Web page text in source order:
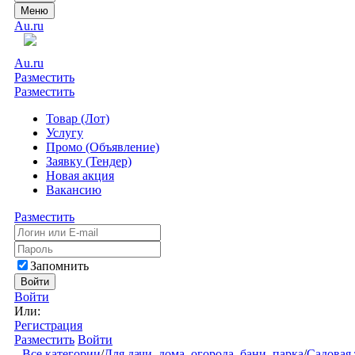
Меню
Au.ru
Au.ru
Разместить
Разместить
Товар (Лот)
Услугу
Промо (Объявление)
Заявку (Тендер)
Новая акция
Вакансию
Разместить
Запомнить
Войти
Войти
Или:
Регистрация
Разместить Войти